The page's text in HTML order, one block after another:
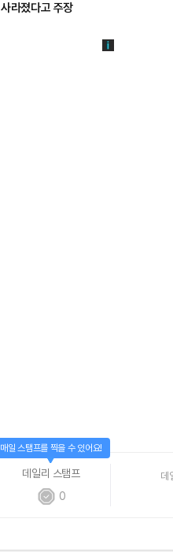
사라졌다고 주장
데일리 스탬프
0
매일 스탬프를 찍을 수 있어요!
데